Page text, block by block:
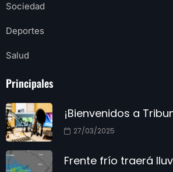
Sociedad
Deportes
Salud
Principales
¡Bienvenidos a
27/03/2025
Frente frío traerá